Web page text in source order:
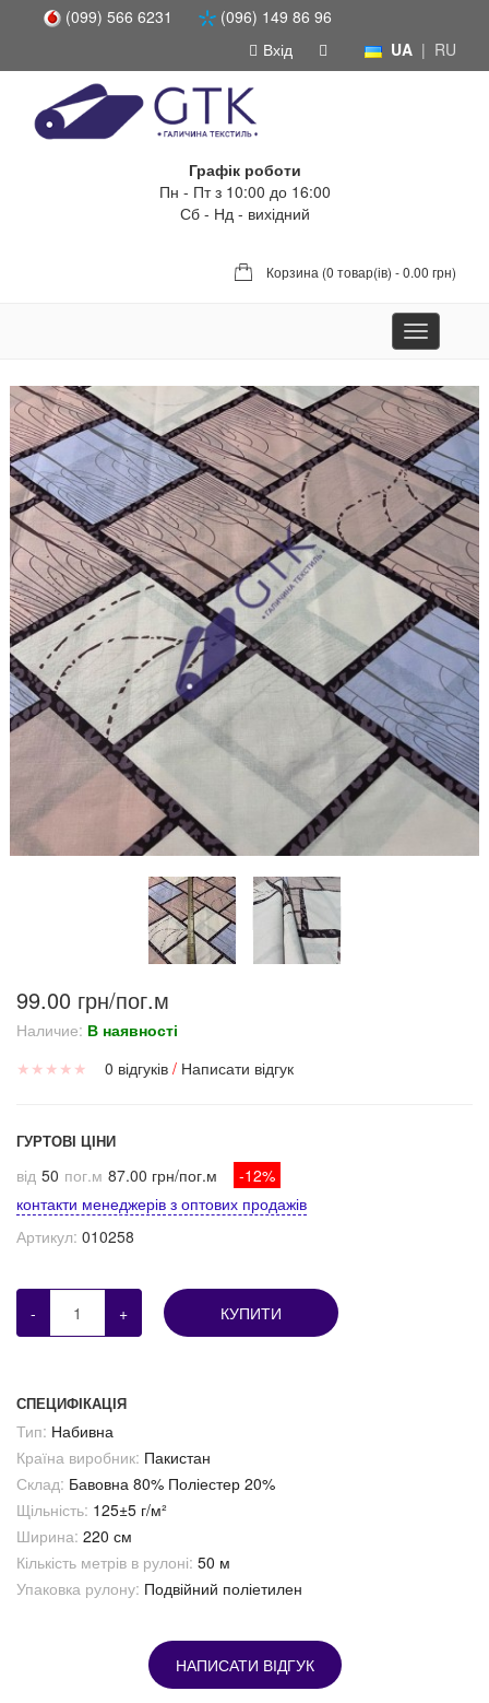
(099) 566 6231
(096) 149 86 96
UA | RU
Вхід
Графік роботи
Пн - Пт з 10:00 до 16:00
Сб - Нд - вихідний
Корзина (0 товар(ів) - 0.00 грн)
Toggle
navigation
99.00 грн/пог.м
Наличие: В наявності
★ ★ ★ ★ ★ 0 відгуків / Написати відгук
ГУРТОВІ ЦІНИ
від 50 пог.м 87.00 грн/пог.м
-12%
контакти менеджерів з оптових продажів
Артикул: 010258
- + КУПИТИ
СПЕЦИФІКАЦІЯ
Тип: Набивна
Країна виробник: Пакистан
Склад: Бавовна 80% Поліестер 20%
Щільність: 125±5 г/м²
Ширина: 220 см
Кількість метрів в рулоні: 50 м
Упаковка рулону: Подвійний поліетилен
НАПИСАТИ ВІДГУК